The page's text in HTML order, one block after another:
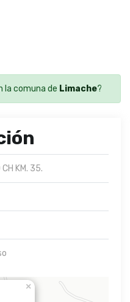
la comuna de Limache?
KM. 35.
×